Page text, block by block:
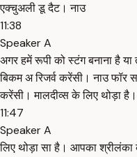
एक्चुअली डू दैट। नाउ
11:38
Speaker A
अगर हमें रूपी को स्टंग बनाना है
बिकम अ रिजर्व करेंसी। नाउ फॉर
करेंसी। मालदीव्स के लिए थोड़ा
11:47
Speaker A
लिए थोड़ा सा है। आपका